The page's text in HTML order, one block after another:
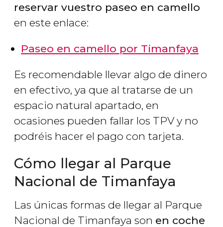
reservar vuestro paseo en camello
en este enlace:
Paseo en camello por Timanfaya
Es recomendable llevar algo de dinero
en efectivo, ya que al tratarse de un
espacio natural apartado, en
ocasiones pueden fallar los TPV y no
podréis hacer el pago con tarjeta.
Cómo llegar al Parque
Nacional de Timanfaya
Las únicas formas de llegar al Parque
Nacional de Timanfaya son en coche